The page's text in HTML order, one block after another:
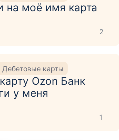
на моё имя карта
2
Дебетовые карты
Ozon Банк
у меня
1